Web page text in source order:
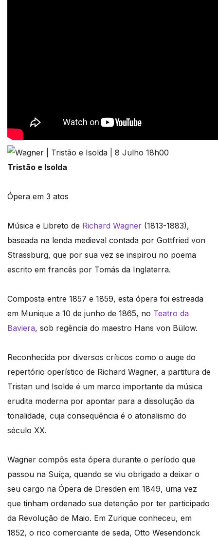
Tristão e Isolda
Ópera em 3 atos
Música e Libreto de Richard Wagner (1813-1883),
baseada na lenda medieval contada por Gottfried von
Strassburg, que por sua vez se inspirou no poema
escrito em francês por Tomás da Inglaterra.
Composta entre 1857 e 1859, esta ópera foi estreada
em Munique a 10 de junho de 1865, no Teatro da
Baviera, sob regência do maestro Hans von Bülow.
Reconhecida por diversos críticos como o auge do
repertório operístico de Richard Wagner, a partitura de
Tristan und Isolde é um marco importante da música
erudita moderna por apontar para a dissolução da
tonalidade, cuja consequência é o atonalismo do
século XX.
Wagner compôs esta ópera durante o período que
passou na Suíça, quando se viu obrigado a deixar o
seu cargo na Ópera de Dresden em 1849, uma vez
que tinham ordenado sua detenção por ter participado
da Revolução de Maio. Em Zurique conheceu, em
1852, o rico comerciante de seda, Otto Wesendonck